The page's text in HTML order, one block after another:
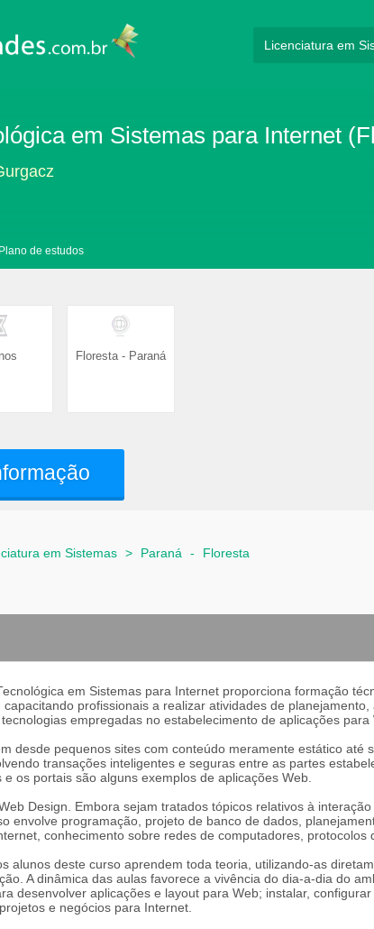
em Sistemas para Internet
Plano de estudos
Floresta - Paraná
em Sistemas > Paraná - Floresta
em Sistemas para Internet proporciona formação
profissionais a realizar atividades de planejamento,
empregadas no estabelecimento de aplicações para
desde pequenos sites com conteúdo meramente estático até
transações inteligentes e seguras entre as partes
e os portais são alguns exemplos de aplicações Web.
Design. Embora sejam tratados tópicos relativos à
envolve programação, projeto de banco de dados,
conhecimento sobre redes de computadores, protocolos
alunos deste curso aprendem toda teoria, utilizando-as
A dinâmica das aulas favorece a vivência do dia-a-dia do
desenvolver aplicações e layout para Web; instalar,
e negócios para Internet.